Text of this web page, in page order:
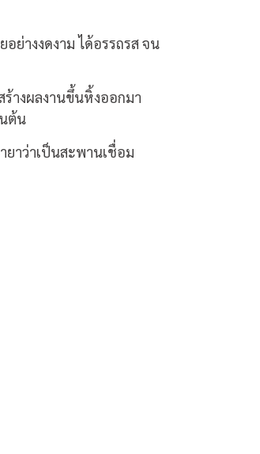
างงดงาม ได้อรรถรส จน
างผลงานขึ้นหิ้งออกมา
ต้น
ยาว่าเป็นสะพานเชื่อม